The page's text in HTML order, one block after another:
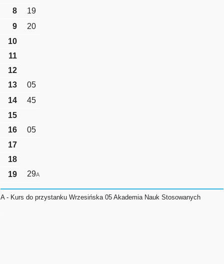
8
19
9
20
10
11
12
13
05
14
45
15
16
05
17
18
19
29A
A - Kurs do przystanku Wrzesińska 05 Akademia Nauk Stosowanych